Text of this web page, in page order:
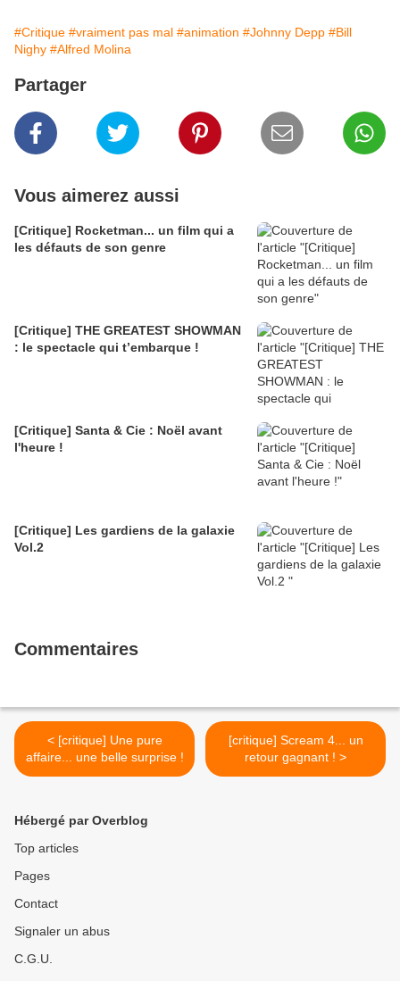
#Critique #vraiment pas mal #animation #Johnny Depp #Bill
Nighy #Alfred Molina
Partager
Vous aimerez aussi
[Critique] Rocketman... un film qui a
les défauts de son genre
[Critique] THE GREATEST SHOWMAN
: le spectacle qui t’embarque !
[Critique] Santa & Cie : Noël avant
l'heure !
[Critique] Les gardiens de la galaxie
Vol.2
Commentaires
< [critique] Une pure
affaire... une belle surprise !
[critique] Scream 4... un
retour gagnant ! >
Hébergé par Overblog
Top articles
Pages
Contact
Signaler un abus
C.G.U.